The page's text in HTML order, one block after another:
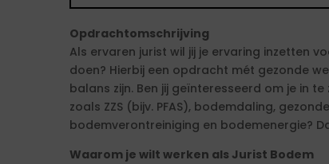
Opdrachtomschrijving
Als ervaren jurist wil jij je ervaring inzetten
doen? Hierbij een opdracht mét gezonde
balans zijn. Ben jij geïnteresseerd om je in
zoals ZZS (bijv. PFAS), bodemdaling,
bodemverontreiniging en bodemenergie?
Waarom je wilt werken als Jurist Bodem